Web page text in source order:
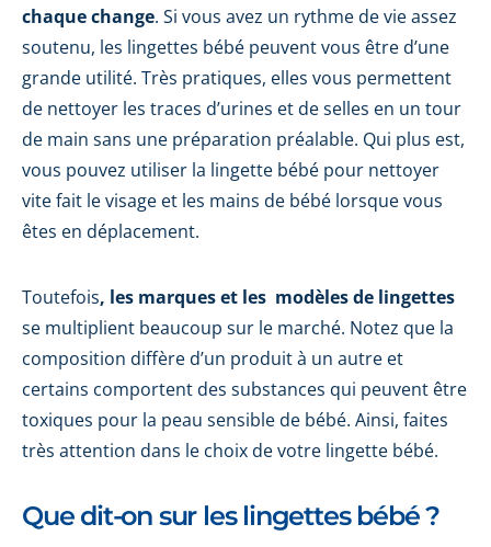
chaque change. Si vous avez un rythme de vie assez
soutenu, les lingettes bébé peuvent vous être d’une
grande utilité. Très pratiques, elles vous permettent
de nettoyer les traces d’urines et de selles en un tour
de main sans une préparation préalable. Qui plus est,
vous pouvez utiliser la lingette bébé pour nettoyer
vite fait le visage et les mains de bébé lorsque vous
êtes en déplacement.
Toutefois, les marques et les modèles de lingettes
se multiplient beaucoup sur le marché. Notez que la
composition diffère d’un produit à un autre et
certains comportent des substances qui peuvent être
toxiques pour la peau sensible de bébé. Ainsi, faites
très attention dans le choix de votre lingette bébé.
Que dit-on sur les lingettes bébé ?